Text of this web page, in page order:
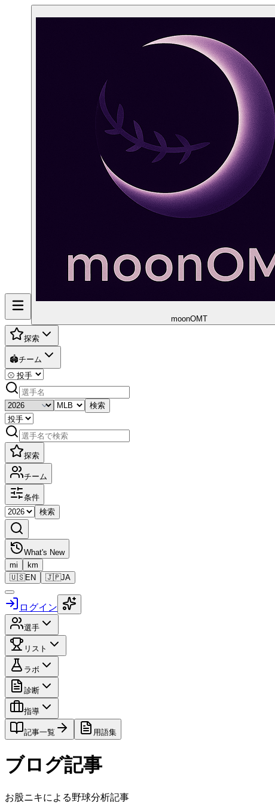
moonOMT
探索
🏟️チーム
検索
探索
チーム
条件
検索
What's New
mi
km
🇺🇸EN 🇯🇵JA
ログイン
選手
リスト
ラボ
診断
指導
記事一覧 用語集
ブログ記事
お股ニキによる野球分析記事